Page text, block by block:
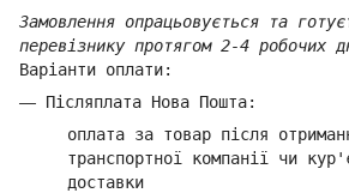
Замовлення опрацьовується та
перевізнику протягом 2-4 робочих
Варіанти оплати:
— Післяплата Нова Пошта:
оплата за товар після
транспортної компанії чи
доставки